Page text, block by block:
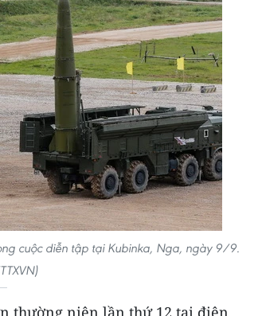
cuộc diễn tập tại Kubinka, Nga, ngày 9/9.
thường niên lần thứ 12 tại điện